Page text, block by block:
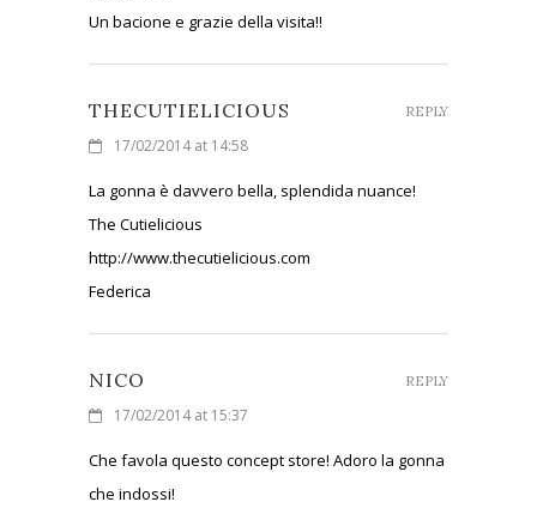
Un bacione e grazie della visita!!
THECUTIELICIOUS
17/02/2014 at 14:58
La gonna è davvero bella, splendida nuance!
The Cutielicious
http://www.thecutielicious.com
Federica
REPLY
NICO
17/02/2014 at 15:37
Che favola questo concept store! Adoro la gonna
che indossi!
REPLY